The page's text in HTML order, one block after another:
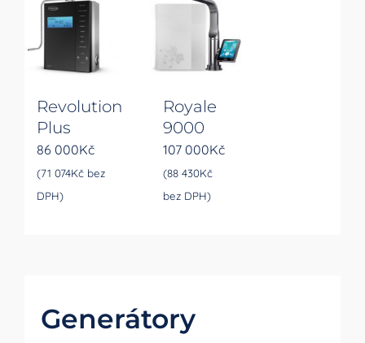
Revolution
Plus
86 000Kč
(71 074Kčbez
DPH)
Royale
9000
107 000Kč
(88 430Kč
bez DPH)
Generátory